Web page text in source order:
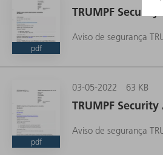
pdf
TRUMPF Security
Aviso de segurança
pdf
03-05-2022 63 KB
TRUMPF
Aviso de segurança